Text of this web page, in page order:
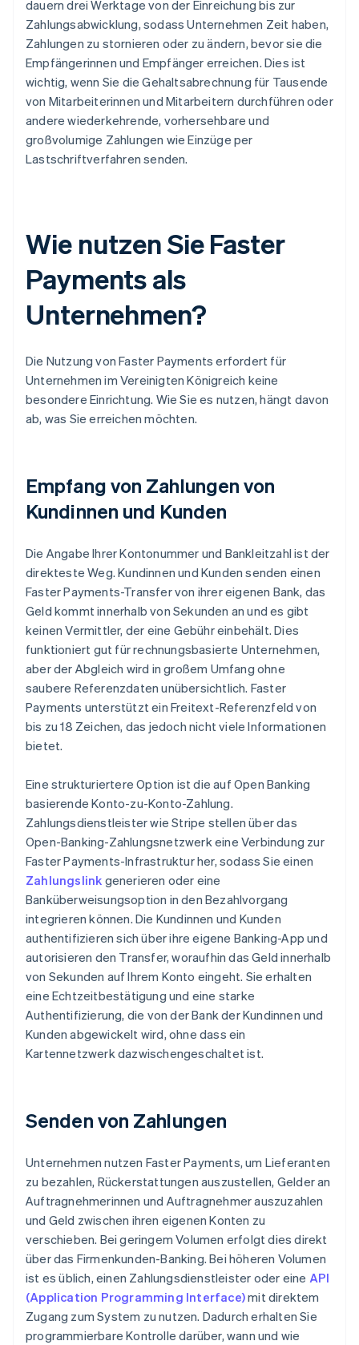
dauern drei Werktage von der Einreichung bis zur
Zahlungsabwicklung, sodass Unternehmen Zeit haben,
Zahlungen zu stornieren oder zu ändern, bevor sie die
Empfängerinnen und Empfänger erreichen. Dies ist
wichtig, wenn Sie die Gehaltsabrechnung für Tausende
von Mitarbeiterinnen und Mitarbeitern durchführen oder
andere wiederkehrende, vorhersehbare und
großvolumige Zahlungen wie Einzüge per
Lastschriftverfahren senden.
Wie nutzen Sie Faster
Payments als
Unternehmen?
Die Nutzung von Faster Payments erfordert für
Unternehmen im Vereinigten Königreich keine
besondere Einrichtung. Wie Sie es nutzen, hängt davon
ab, was Sie erreichen möchten.
Empfang von Zahlungen von
Kundinnen und Kunden
Die Angabe Ihrer Kontonummer und Bankleitzahl ist der
direkteste Weg. Kundinnen und Kunden senden einen
Faster Payments-Transfer von ihrer eigenen Bank, das
Geld kommt innerhalb von Sekunden an und es gibt
keinen Vermittler, der eine Gebühr einbehält. Dies
funktioniert gut für rechnungsbasierte Unternehmen,
aber der Abgleich wird in großem Umfang ohne
saubere Referenzdaten unübersichtlich. Faster
Payments unterstützt ein Freitext-Referenzfeld von
bis zu 18 Zeichen, das jedoch nicht viele Informationen
bietet.
Eine strukturiertere Option ist die auf Open Banking
basierende Konto-zu-Konto-Zahlung.
Zahlungsdienstleister wie Stripe stellen über das
Open-Banking-Zahlungsnetzwerk eine Verbindung zur
Faster Payments-Infrastruktur her, sodass Sie einen
Zahlungslink generieren oder eine
Banküberweisungsoption in den Bezahlvorgang
integrieren können. Die Kundinnen und Kunden
authentifizieren sich über ihre eigene Banking-App und
autorisieren den Transfer, woraufhin das Geld innerhalb
von Sekunden auf Ihrem Konto eingeht. Sie erhalten
eine Echtzeitbestätigung und eine starke
Authentifizierung, die von der Bank der Kundinnen und
Kunden abgewickelt wird, ohne dass ein
Kartennetzwerk dazwischengeschaltet ist.
Senden von Zahlungen
Unternehmen nutzen Faster Payments, um Lieferanten
zu bezahlen, Rückerstattungen auszustellen, Gelder an
Auftragnehmerinnen und Auftragnehmer auszuzahlen
und Geld zwischen ihren eigenen Konten zu
verschieben. Bei geringem Volumen erfolgt dies direkt
über das Firmenkunden-Banking. Bei höheren Volumen
ist es üblich, einen Zahlungsdienstleister oder eine API
(Application Programming Interface)mit direktem
Zugang zum System zu nutzen. Dadurch erhalten Sie
programmierbare Kontrolle darüber, wann und wie